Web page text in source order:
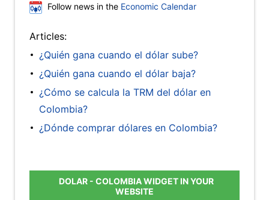
Follow news in the Economic Calendar
Articles:
¿Quién gana cuando el dólar sube?
¿Quién gana cuando el dólar baja?
¿Cómo se calcula la TRM del dólar en
Colombia?
¿Dónde comprar dólares en Colombia?
DOLAR - COLOMBIA WIDGET IN YOUR
WEBSITE